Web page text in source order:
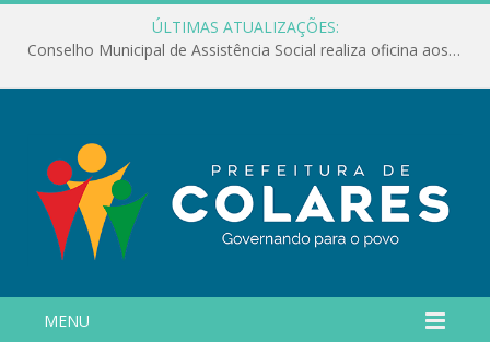
ÚLTIMAS ATUALIZAÇÕES:
Conselho Municipal de Assistência Social realiza oficina aos servidores
MENU